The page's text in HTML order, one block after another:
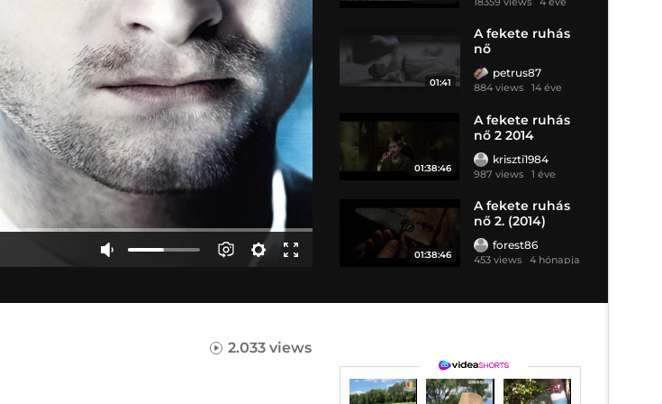
01:41
A fekete ruhás
nő
petrus87
884 views 14 éve
01:38:46
A fekete ruhás
nő 2 2014
kriszti1984
987 views 1 éve
01:38:46
A fekete ruhás
nő 2. (2014)
forest86
453 views 4 hónapja
2.033 views